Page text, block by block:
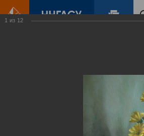
Вячеслав Егоров. Пространство формы и цвета
Фотогалерея
1 из 12